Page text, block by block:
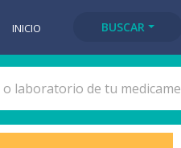
INICIO BUSCAR